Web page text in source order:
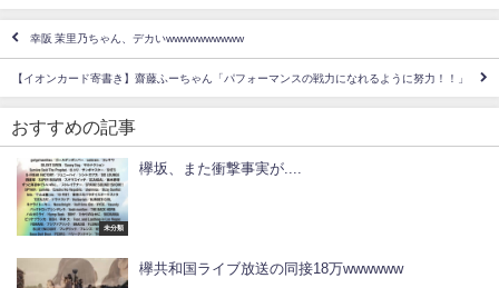
幸阪 茉里乃ちゃん、デカいwwwwwwwwww
【イオンカード寄書き】齋藤ふーちゃん「パフォーマンスの戦力になれるように努力！！」
おすすめの記事
未分類
欅坂、また衝撃事実が....
欅共和国ライブ放送の同接18万wwwwww